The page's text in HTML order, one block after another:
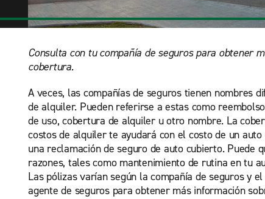
Consulta con tu compañía de seguros para obtener
cobertura.
A veces, las compañías de seguros tienen nombres
de alquiler. Pueden referirse a estas como
de uso, cobertura de alquiler u otro nombre. La
costos de alquiler te ayudará con el costo de un
una reclamación de seguro de auto cubierto. Puede
razones, tales como mantenimiento de rutina en tu
Las pólizas varían según la compañía de seguros y
agente de seguros para obtener más información